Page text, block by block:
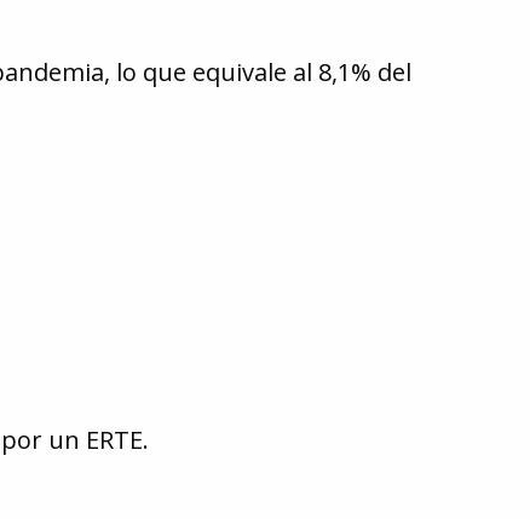
lo que equivale al 8,1% del
un ERTE.